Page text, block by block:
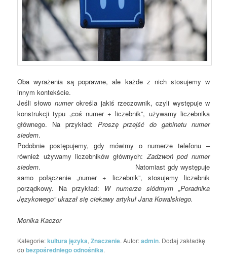
Oba wyrażenia są poprawne, ale każde z nich stosujemy w
innym kontekście.
Jeśli słowo numerokreśla jakiś rzeczownik, czyli występuje w
konstrukcji typu „coś numer + liczebnik”, używamy liczebnika
głównego. Na przykład: Proszę przejść do gabinetu numer
siedem.
Podobnie postępujemy, gdy mówimy o numerze telefonu –
również używamy liczebników głównych:Zadzwoń pod numer
siedem. Natomiast gdy występuje
samo połączenie „numer + liczebnik”, stosujemy liczebnik
porządkowy. Na przykład: W numerze siódmym „Poradnika
Językowego” ukazał się ciekawy artykuł Jana Kowalskiego.
Monika Kaczor
Kategorie:kultura języka,Znaczenie. Autor:admin. Dodaj zakładkę
dobezpośredniego odnośnika.